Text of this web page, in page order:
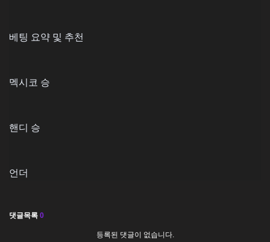
베팅 요약 및 추천
멕시코 승
핸디 승
언더
댓글목록 0
등록된 댓글이 없습니다.